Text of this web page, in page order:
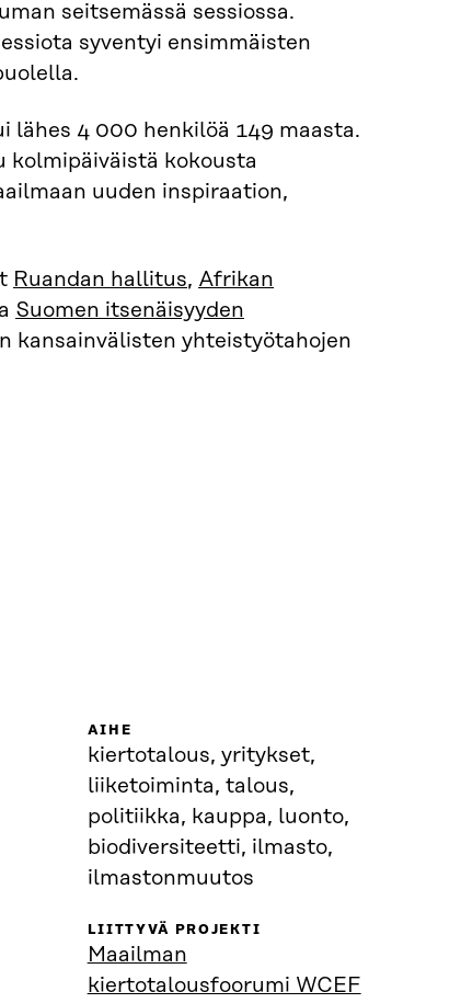
seitsemässä sessiossa.
syventyi ensimmäisten
lähes 4 000 henkilöä 149 maasta.
kokousta
uuden inspiraation,
Ruandan hallitus, Afrikan
Suomen itsenäisyyden
kansainvälisten yhteistyötahojen
AIHE
kiertotalous, yritykset,
liiketoiminta, talous,
politiikka, kauppa, luonto,
biodiversiteetti, ilmasto,
ilmastonmuutos
LIITTYVÄ PROJEKTI
Maailman
kiertotalousfoorumi WCEF